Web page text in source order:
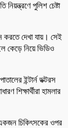
পুলিশ চেষ্টা
করতে দেখা যায়। সেই
কেড়ে নিয়ে ভিডিও
ইন্টার্ন ডক্টরস
শিক্ষার্থীরা হামলার
চিকিৎসকের ওপর